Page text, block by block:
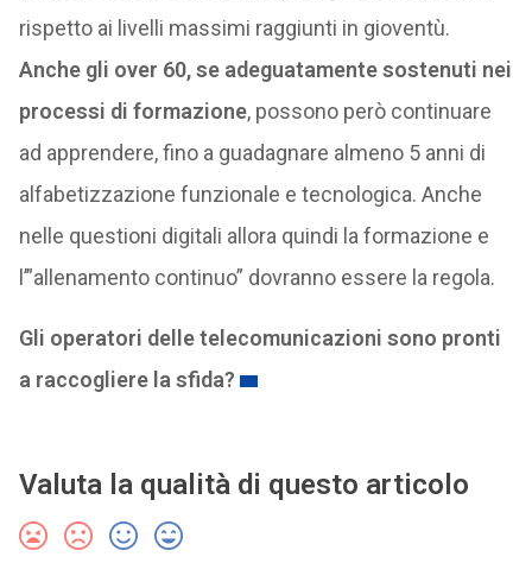
rispetto ai livelli massimi raggiunti in gioventù.
Anche gli over 60, se adeguatamente sostenuti nei
processi di formazione, possono però continuare
ad apprendere, fino a guadagnare almeno 5 anni di
alfabetizzazione funzionale e tecnologica. Anche
nelle questioni digitali allora quindi la formazione e
l’”allenamento continuo” dovranno essere la regola.
Gli operatori delle telecomunicazioni sono pronti
a raccogliere la sfida?
Valuta la qualità di questo articolo